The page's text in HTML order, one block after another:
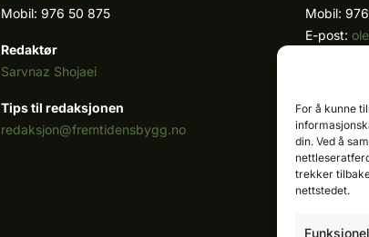
For å kunne
din. Ved å
trekker
nettstedet.
Mobil: 976 50 875
Redaktør
Sarvnaz Shojaei
Tips til redaksjonen
redaksjon@fremtidensbygg.no
Mobil:
E-post:
Mobil:
E-post:
Våre
Se våre